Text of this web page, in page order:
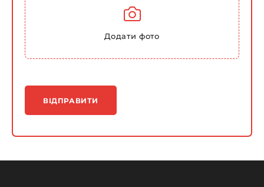
Додати фото
ВІДПРАВИТИ